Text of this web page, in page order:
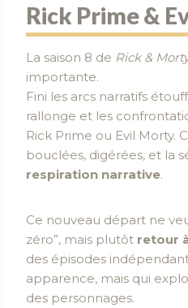
Rick Prime &
La saison 8 de Rick &
importante.
Fini les arcs narratifs
rallonge et les
Rick Prime ou Evil Morty.
bouclées, digérées, et la
respiration narrative.
Ce nouveau départ ne
zéro”, mais plutôt retour
des épisodes
apparence, mais qui
des personnages.